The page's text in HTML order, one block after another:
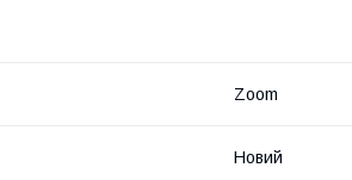
Zoom
Новий